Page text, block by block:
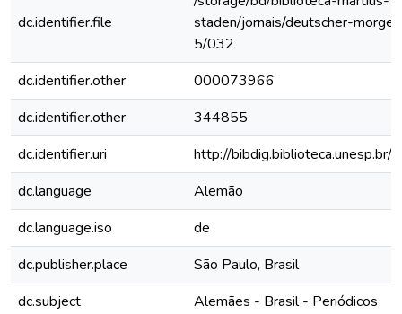
dc.identifier.file
staden/jornais/deutscher-
5/032
dc.identifier.other
000073966
dc.identifier.other
344855
dc.identifier.uri
http://
dc.language
Alemão
dc.language.iso
de
dc.publisher.place
São Paulo, Brasil
dc.subject
Alemães - Brasil - Periódicos